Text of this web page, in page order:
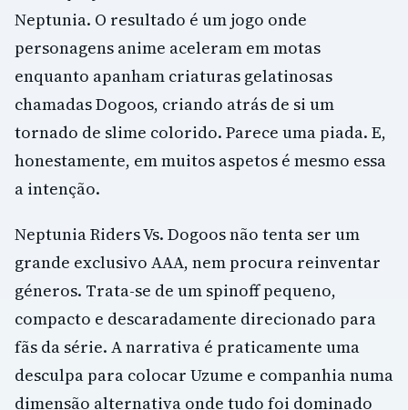
Neptunia. O resultado é um jogo onde
personagens anime aceleram em motas
enquanto apanham criaturas gelatinosas
chamadas Dogoos, criando atrás de si um
tornado de slime colorido. Parece uma piada. E,
honestamente, em muitos aspetos é mesmo essa
a intenção.
Neptunia Riders Vs. Dogoos não tenta ser um
grande exclusivo AAA, nem procura reinventar
géneros. Trata-se de um spinoff pequeno,
compacto e descaradamente direcionado para
fãs da série. A narrativa é praticamente uma
desculpa para colocar Uzume e companhia numa
dimensão alternativa onde tudo foi dominado